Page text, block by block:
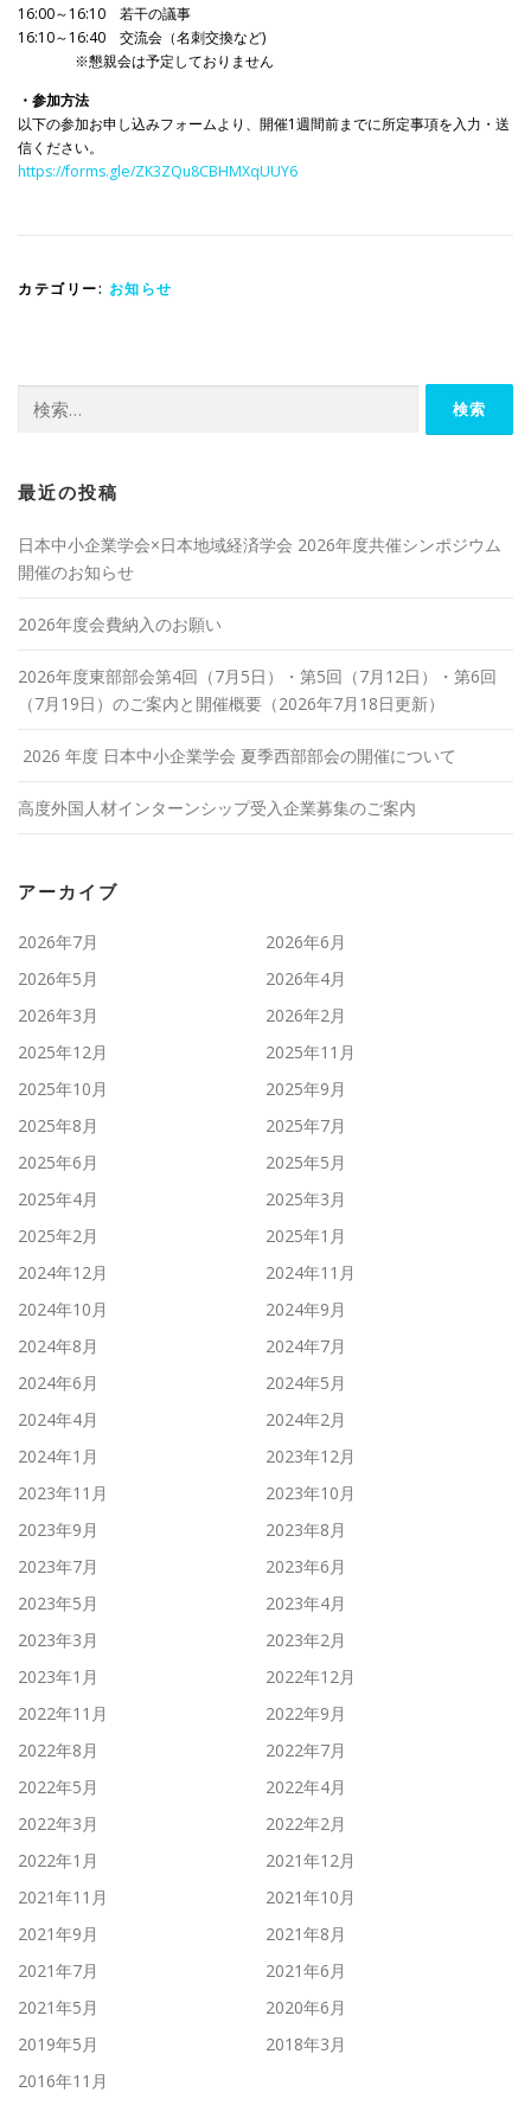
16:00～16:10 若干の議事
16:10～16:40 交流会（名刺交換など)
※懇親会は予定しておりません
・参加方法
以下の参加お申し込みフォームより、開催1週間前までに所定事項を入力・送
信ください。
https://forms.gle/ZK3ZQu8CBHMXqUUY6
カテゴリー: お知らせ
索:
最近の投稿
日本中小企業学会×日本地域経済学会 2026年度共催シンポジウム
開催のお知らせ
2026年度会費納入のお願い
2026年度東部部会第4回（7月5日）・第5回（7月12日）・第6回
（7月19日）のご案内と開催概要（2026年7月18日更新）
2026 年度 日本中小企業学会 夏季西部部会の開催について
高度外国人材インターンシップ受入企業募集のご案内
アーカイブ
2026年7月
2026年6月
2026年5月
2026年4月
2026年3月
2026年2月
2025年12月
2025年11月
2025年10月
2025年9月
2025年8月
2025年7月
2025年6月
2025年5月
2025年4月
2025年3月
2025年2月
2025年1月
2024年12月
2024年11月
2024年10月
2024年9月
2024年8月
2024年7月
2024年6月
2024年5月
2024年4月
2024年2月
2024年1月
2023年12月
2023年11月
2023年10月
2023年9月
2023年8月
2023年7月
2023年6月
2023年5月
2023年4月
2023年3月
2023年2月
2023年1月
2022年12月
2022年11月
2022年9月
2022年8月
2022年7月
2022年5月
2022年4月
2022年3月
2022年2月
2022年1月
2021年12月
2021年11月
2021年10月
2021年9月
2021年8月
2021年7月
2021年6月
2021年5月
2020年6月
2019年5月
2018年3月
2016年11月